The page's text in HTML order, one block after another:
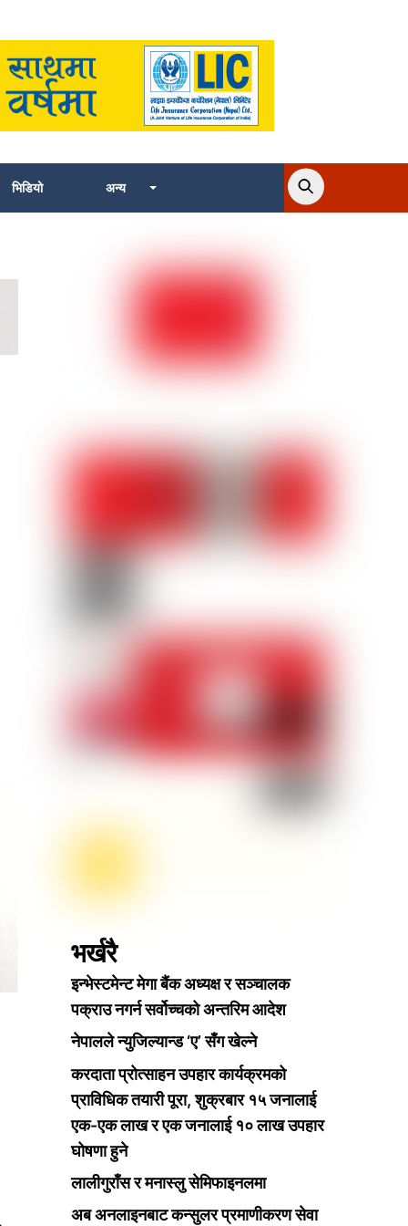
भिडियो अन्य
भर्खरै
इन्भेस्टमेन्ट मेगा बैंक अध्यक्ष र सञ्चालक
पक्राउ नगर्न सर्वोच्चको अन्तरिम आदेश
नेपालले न्युजिल्यान्ड ‘ए’ सँग खेल्ने
करदाता प्रोत्साहन उपहार कार्यक्रमको
प्राविधिक तयारी पूरा, शुक्रबार १५ जनालाई
एक-एक लाख र एक जनालाई १० लाख उपहार
घोषणा हुने
लालीगुराँस र मनास्लु सेमिफाइनलमा
अब अनलाइनबाट कन्सुलर प्रमाणीकरण सेवा